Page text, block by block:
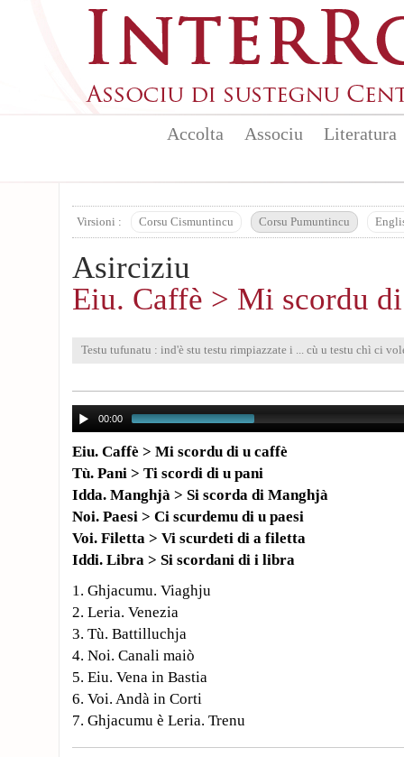
Accolta Associu Literatura
Virsioni : Corsu Cismuntincu Corsu Pumuntincu
Asirciziu
Eiu. Caffè > Mi scordu
Testu tufunatu : ind'è stu testu rimpiazzate i ... cù u testu chì ci
00:00
Eiu. Caffè > Mi scordu di u caffè
Tù. Pani > Ti scordi di u pani
Idda. Manghjà > Si scorda di Manghjà
Noi. Paesi > Ci scurdemu di u paesi
Voi. Filetta > Vi scurdeti di a filetta
Iddi. Libra > Si scordani di i libra
1. Ghjacumu. Viaghju
2. Leria. Venezia
3. Tù. Battilluchja
4. Noi. Canali maiò
5. Eiu. Vena in Bastia
6. Voi. Andà in Corti
7. Ghjacumu è Leria. Trenu